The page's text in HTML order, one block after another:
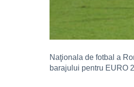
Naţionala de fotbal a
barajului pentru EURO